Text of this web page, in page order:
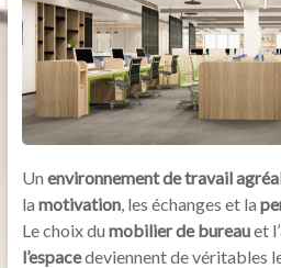
Un environnement de travail
la motivation, les échanges et la
Le choix du mobilier de bureauet l’
l’espacedeviennent de véritables